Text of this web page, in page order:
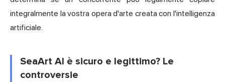
integralmente la vostra opera d'arte creata con l'intelligenza
artificiale.
SeaArt AI è sicuro e legittimo? Le
controversie